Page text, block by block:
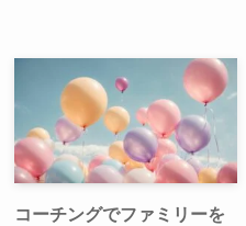
コーチングでファミリーを